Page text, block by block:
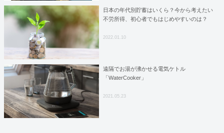
日本の年代別貯蓄はいくら？今から考えたい
不労所得、初心者でもはじめやすいのは？
2022.01.10
遠隔でお湯が沸かせる電気ケトル
「WaterCooker」
2021.05.23